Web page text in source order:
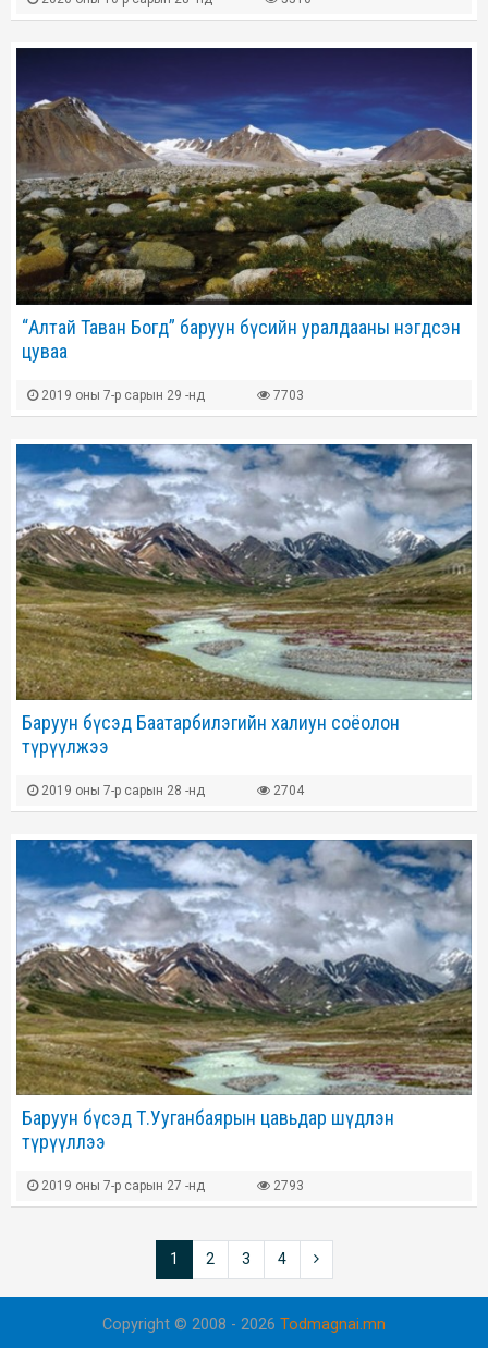
“Алтай Таван Богд” баруун бүсийн уралдааны нэгдсэн
цуваа
2019 оны 7-р сарын 29 -нд 7703
Баруун бүсэд Баатарбилэгийн халиун соёолон
түрүүлжээ
2019 оны 7-р сарын 28 -нд 2704
Баруун бүсэд Т.Ууганбаярын цавьдар шүдлэн
түрүүллээ
2019 оны 7-р сарын 27 -нд 2793
1 2 3 4
Copyright © 2008 - 2026 Todmagnai.mn